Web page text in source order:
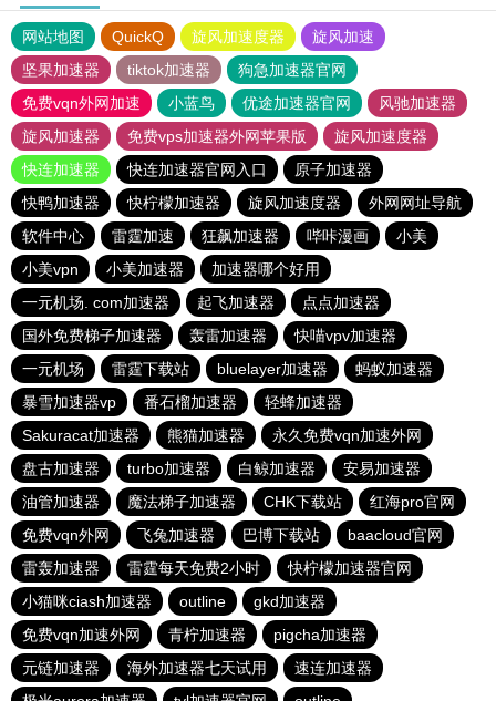
网站地图 QuickQ 旋风加速度器
旋风加速
坚果加速器
tiktok加速器
狗急加速器官网
免费vqn外网加速
小蓝鸟 优途加速器官网
风驰加速器
旋风加速器
免费vps加速器外网苹果版
旋风加速度器
快连加速器
快连加速器官网入口
原子加速器
快鸭加速器
快柠檬加速器 旋风加速度器
外网网址导航
软件中心
雷霆加速 狂飙加速器 哔咔漫画
小美
小美vpn
小美加速器
加速器哪个好用
一元机场. com加速器
起飞加速器
点点加速器
国外免费梯子加速器
轰雷加速器
快喵vpv加速器
一元机场
雷霆下载站 bluelayer加速器
蚂蚁加速器
暴雪加速器vp
番石榴加速器
轻蜂加速器
Sakuracat加速器
熊猫加速器
永久免费vqn加速外网
盘古加速器
turbo加速器 白鲸加速器
安易加速器
油管加速器
魔法梯子加速器 CHK下载站
红海pro官网
免费vqn外网
飞兔加速器 巴博下载站
baacloud官网
雷轰加速器
雷霆每天免费2小时
快柠檬加速器官网
小猫咪ciash加速器
outline
gkd加速器
免费vqn加速外网
青柠加速器
pigcha加速器
元链加速器
海外加速器七天试用
速连加速器